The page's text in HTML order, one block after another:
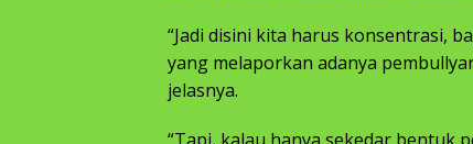
“Jadi disini kita harus konsentrasi,
yang melaporkan adanya
jelasnya.